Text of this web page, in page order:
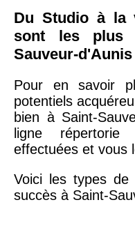
Du Studio à la
sont les plus
Sauveur-
Pour en savoir
potentiels
bien à Saint-
ligne répertorie
effectuées et vous
Voici les types
succès à Saint-